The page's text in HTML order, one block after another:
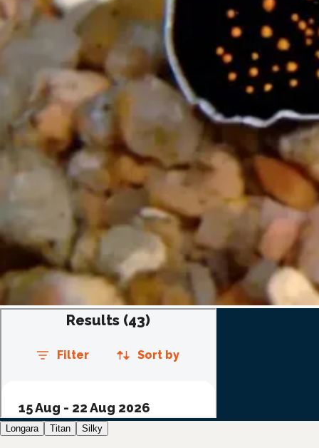
Longara Titan Silky